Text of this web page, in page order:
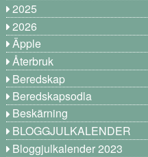
2025
2026
Äpple
Återbruk
Beredskap
Beredskapsodla
Beskärning
BLOGGJULKALENDER
Bloggjulkalender 2023